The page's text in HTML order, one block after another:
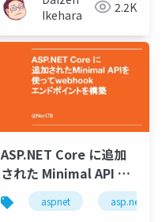
Ikehara
2.2K
voice cpaas
ASP.NET Core に追加
された Minimal API を
使って webhook エン
ドポイントを構築
aspnet asp.net